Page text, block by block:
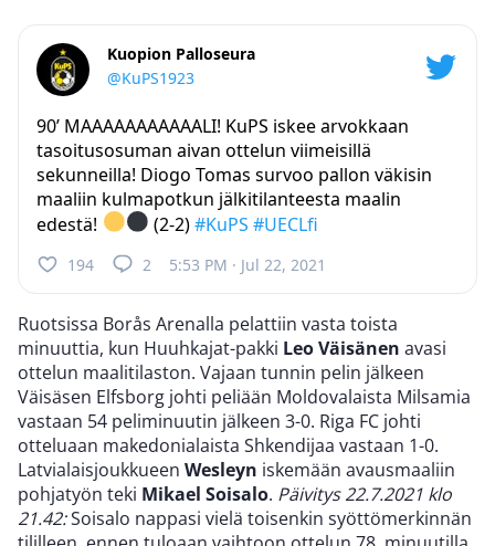
Kuopion Palloseura
@KuPS1923
90’ MAAAAAAAAAAALI! KuPS iskee arvokkaan
tasoitusosuman aivan ottelun viimeisillä
sekunneilla! Diogo Tomas survoo pallon väkisin
maaliin kulmapotkun jälkitilanteesta maalin
edestä!
(2-2)#KuPS #UECLfi
194 2 5:53 PM · Jul 22, 2021
Ruotsissa Borås Arenalla pelattiin vasta toista
minuuttia, kun Huuhkajat-pakki Leo Väisänen avasi
ottelun maalitilaston. Vajaan tunnin pelin jälkeen
Väisäsen Elfsborg johti peliään Moldovalaista Milsamia
vastaan 54 peliminuutin jälkeen 3-0. Riga FC johti
otteluaan makedonialaista Shkendijaa vastaan 1-0.
Latvialaisjoukkueen Wesleyn iskemään avausmaaliin
pohjatyön teki Mikael Soisalo. Päivitys 22.7.2021 klo
21.42:Soisalo nappasi vielä toisenkin syöttömerkinnän